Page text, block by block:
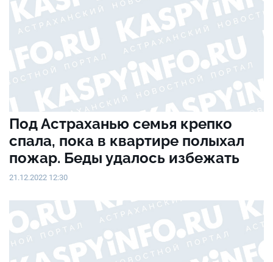
Под Астраханью семья крепко
спала, пока в квартире полыхал
пожар. Беды удалось избежать
21.12.2022 12:30